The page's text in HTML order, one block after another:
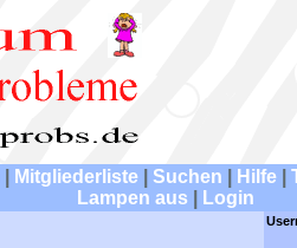
Mitgliederliste Suchen Hilfe
Lampen aus
Login